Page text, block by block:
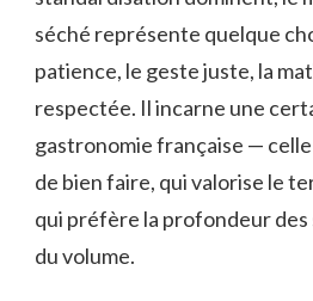
séché représente quelque
patience, le geste juste, la
respectée. Il incarne une
gastronomie française —
de bien faire, qui valorise le
qui préfère la profondeur des
du volume.